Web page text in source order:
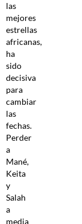
las
mejores
estrellas
africanas,
ha
sido
decisiva
para
cambiar
las
fechas.
Perder
a
Mané,
Keita
y
Salah
a
media